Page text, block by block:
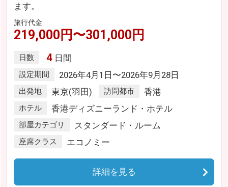
ます。
旅行代金
219,000円〜301,000円
日数 4 日間
設定期間 2026年4月1日〜2026年9月28日
出発地 東京(羽田) 訪問都市 香港
ホテル 香港ディズニーランド・ホテル
部屋カテゴリ スタンダード・ルーム
座席クラス エコノミー
詳細を見る